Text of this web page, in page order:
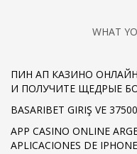
WHAT
ПИН АП КАЗИНО
И ПОЛУЧИТЕ ЩЕДРЫЕ
BASARIBET GIRIŞ VE
APP CASINO ONLINE
APLICACIONES DE IPHONE